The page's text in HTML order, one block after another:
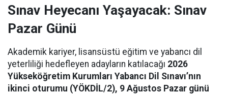
Sınav Heyecanı Yaşayacak: Sınav
Pazar Günü
Akademik kariyer, lisansüstü eğitim ve yabancı dil
yeterliliği hedefleyen adayların katılacağı 2026
Yükseköğretim Kurumları Yabancı Dil Sınavı’nın
ikinci oturumu (YÖKDİL/2), 9 Ağustos Pazar günü